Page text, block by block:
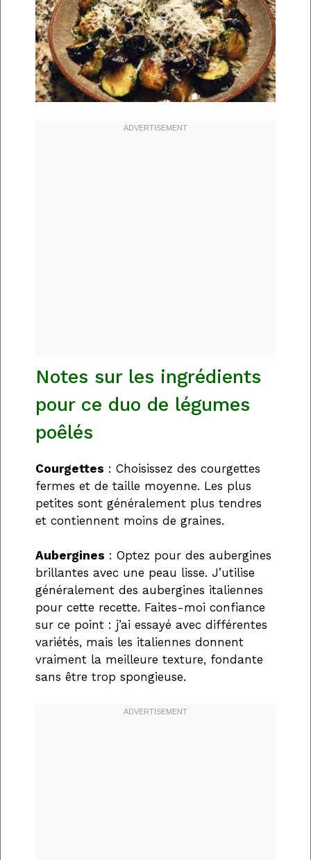
Notes sur les ingrédients
pour ce duo de légumes
poêlés
Courgettes : Choisissez des courgettes
fermes et de taille moyenne. Les plus
petites sont généralement plus tendres
et contiennent moins de graines.
Aubergines : Optez pour des aubergines
brillantes avec une peau lisse. J’utilise
généralement des aubergines italiennes
pour cette recette. Faites-moi confiance
sur ce point : j’ai essayé avec différentes
variétés, mais les italiennes donnent
vraiment la meilleure texture, fondante
sans être trop spongieuse.